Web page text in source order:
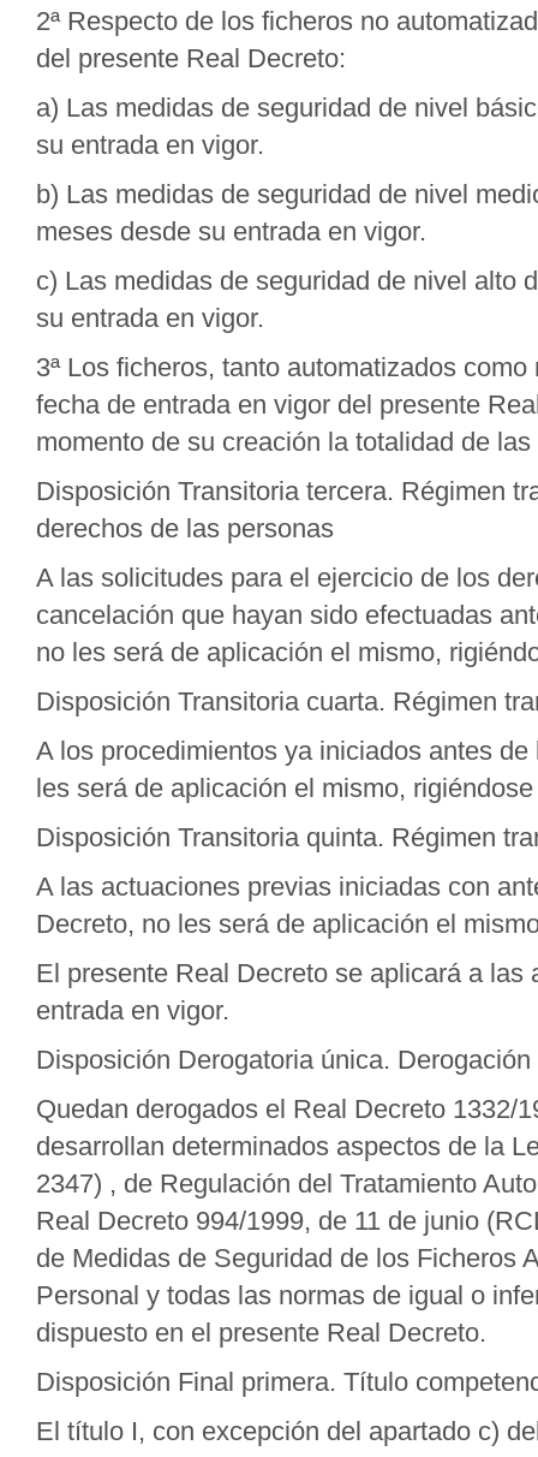
2ª Respecto de los ficheros no
del presente Real Decreto:
a) Las medidas de seguridad de nivel
su entrada en vigor.
b) Las medidas de seguridad de nivel
meses desde su entrada en vigor.
c) Las medidas de seguridad de nivel alto
su entrada en vigor.
3ª Los ficheros, tanto automatizados
fecha de entrada en vigor del presente
momento de su creación la totalidad de
Disposición Transitoria tercera. Régimen
derechos de las personas
A las solicitudes para el ejercicio de los
cancelación que hayan sido efectuadas
no les será de aplicación el mismo,
Disposición Transitoria cuarta. Régimen
A los procedimientos ya iniciados antes
les será de aplicación el mismo,
Disposición Transitoria quinta. Régimen
A las actuaciones previas iniciadas con
Decreto, no les será de aplicación el
El presente Real Decreto se aplicará a
entrada en vigor.
Disposición Derogatoria única.
Quedan derogados el Real Decreto 1332/
desarrollan determinados aspectos de la
2347) , de Regulación del Tratamiento
Real Decreto 994/1999, de 11 de junio
de Medidas de Seguridad de los Ficheros
Personal y todas las normas de igual o
dispuesto en el presente Real Decreto.
Disposición Final primera. Título
El título I, con excepción del apartado c)